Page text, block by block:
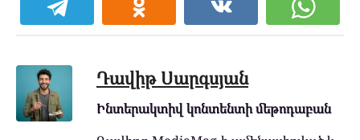
Դավիթ Սարգսյան
Ինտերակտիվ կոնտենտի մեթոդաբան